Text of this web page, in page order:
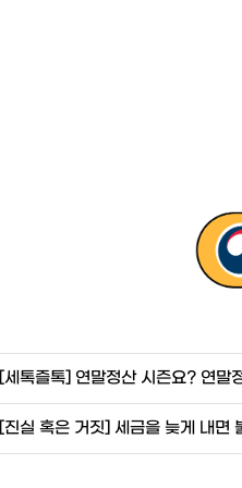
[세톡즐톡] 연말정산 시즌요? 연말
[진실 혹은 거짓] 세금을 늦게 내면